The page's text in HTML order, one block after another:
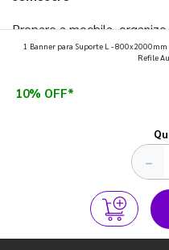
Prepare a mochila,
que fazem toda diferença
1 Banner para Suporte L -
Refile
10% OFF*
−